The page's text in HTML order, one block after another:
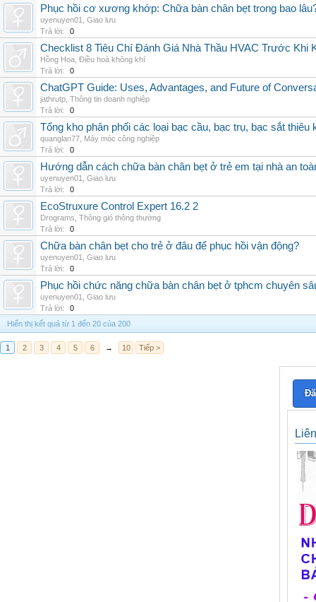
Phục hồi cơ xương khớp: Chữa bàn chân bẹt trong bao
uyenuyen01
Giao lưu
Trả lời:
0
Checklist 8 Tiêu Chí Đánh Giá Nhà Thầu HVAC Trước Khi
Hồng Hoa Điều hoà không khí
Trả lời:
0
ChatGPT Guide: Uses, Advantages, and Future of
jathrutp Thông tin doanh nghiệp
Trả lời:
0
Tổng kho phân phối các loại bạc cầu, bạc trụ, bạc sắt thiêu
quanglan77 Máy móc công nghiệp
Trả lời:
0
Hướng dẫn cách chữa bàn chân bẹt ở trẻ em tại nhà an
uyenuyen01
Giao lưu
Trả lời:
0
EcoStruxure Control Expert 16.2 2
Drograms Thông gió thông thường
Trả lời:
0
Chữa bàn chân bẹt cho trẻ ở đâu để phục hồi vận động?
uyenuyen01
Giao lưu
Trả lời:
0
Phục hồi chức năng chữa bàn chân bẹt ở tphcm chuyên
uyenuyen01
Giao lưu
Trả lời:
0
Hiển thị kết quả từ 1 đến 20 của 200
1 2 3 4 5 6 → 10 Tiếp >